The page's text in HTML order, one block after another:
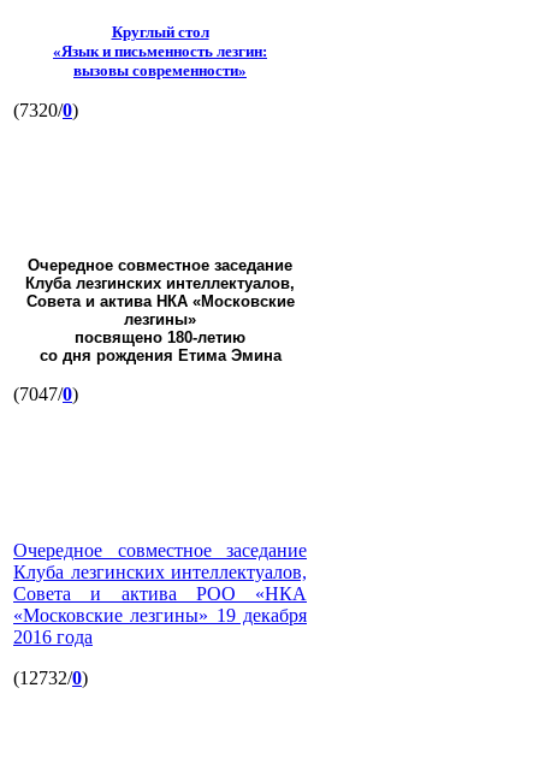
Круглый стол
«Язык и письменность лезгин:
вызовы современности»
(7320/0)
Очередное совместное заседание
Клуба лезгинских интеллектуалов,
Совета и актива НКА «Московские
лезгины»
посвящено 180-летию
со дня рождения Етима Эмина
(7047/0)
Очередное совместное заседание
Клуба лезгинских интеллектуалов,
Совета и актива РОО «НКА
«Московские лезгины» 19 декабря
2016 года
(12732/0)